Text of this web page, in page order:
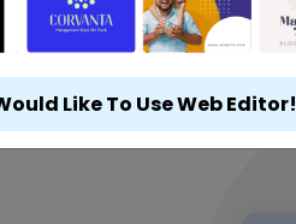
Like To Use Web Editor!